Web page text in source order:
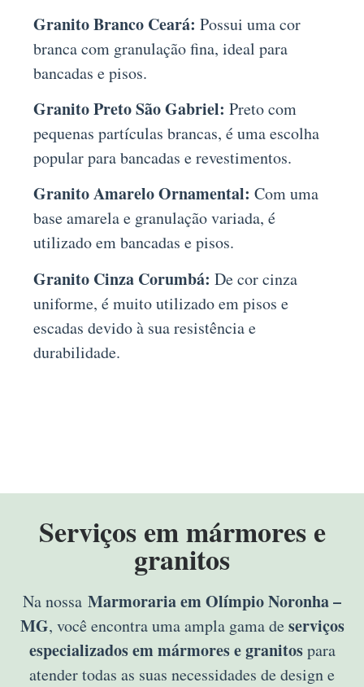
Granito Branco Ceará: Possui uma cor
branca com granulação fina, ideal para
bancadas e pisos.
Granito Preto São Gabriel: Preto com
pequenas partículas brancas, é uma escolha
popular para bancadas e revestimentos.
Granito Amarelo Ornamental: Com uma
base amarela e granulação variada, é
utilizado em bancadas e pisos.
Granito Cinza Corumbá: De cor cinza
uniforme, é muito utilizado em pisos e
escadas devido à sua resistência e
durabilidade.
Serviços em mármores e
granitos
Na nossa Marmoraria em Olímpio Noronha –
MG, você encontra uma ampla gama de serviços
especializados em mármores e granitospara
atender todas as suas necessidades de design e